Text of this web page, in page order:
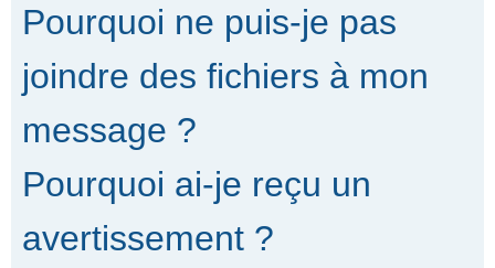
Pourquoi ne puis-je pas
joindre des fichiers à mon
message ?
Pourquoi ai-je reçu un
avertissement ?